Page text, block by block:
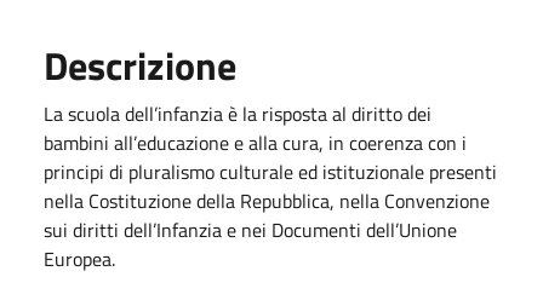
Descrizione
La scuola dell’infanziaè la risposta al diritto dei
bambini all’educazione e alla cura, in coerenza con i
principi di pluralismo culturale ed istituzionale presenti
nella Costituzione della Repubblica, nella Convenzione
sui diritti dell’Infanzia e nei Documenti dell’Unione
Europea.